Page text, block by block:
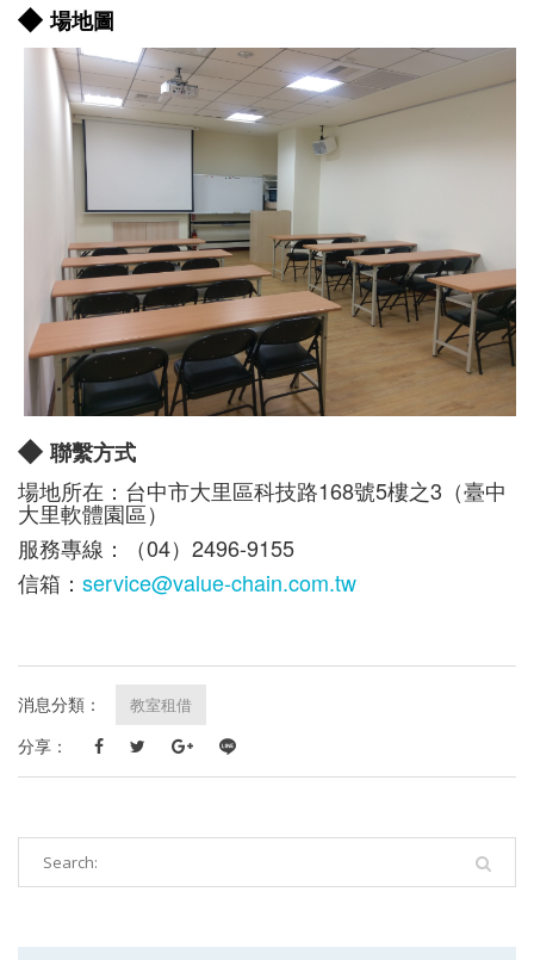
◆場地圖
◆ 聯繫方式
場地所在：台中市大里區科技路168號5樓之3（臺中
大里軟體園區）
服務專線：（04）2496-9155
信箱： service@value-chain.com.tw
消息分類： 教室租借
分享：